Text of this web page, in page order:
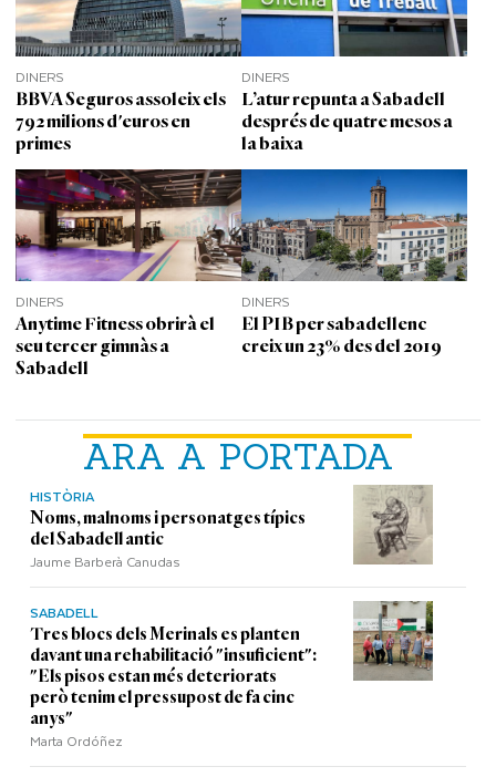
ARA A PORTADA
HISTÒRIA
Noms, malnoms i personatges típics
del Sabadell antic
Jaume Barberà Canudas
SABADELL
Tres blocs dels Merinals es planten
davant una rehabilitació "insuficient":
"Els pisos estan més deteriorats
però tenim el pressupost de fa cinc
anys"
Marta Ordóñez
DINERS
BBVA Seguros assoleix els
792 milions d'euros en
primes
DINERS
L’atur repunta a Sabadell
després de quatre mesos a
la baixa
DINERS
Anytime Fitness obrirà el
seu tercer gimnàs a
Sabadell
DINERS
El PIB per sabadellenc
creix un 23% des del 2019